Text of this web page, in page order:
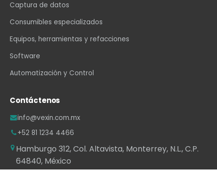
Captura de datos
Consumibles especializados
Equipos, herramientas y refacciones
Software
Automatización y Control
Contáctenos
info@vexin.com.mx
+52 81 1234 4466
Hamburgo 312, Col. Altavista, Monterrey, N.L., C.P.
64840, México